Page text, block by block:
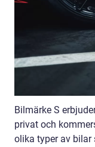
Bilmärke S
privat och
olika typer av bilar